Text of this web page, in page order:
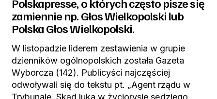
Polskapresse, o których często pisze się
zamiennie np. Głos Wielkopolski lub
Polska Głos Wielkopolski.
W listopadzie liderem zestawienia w grupie
dzienników ogólnopolskich została Gazeta
Wyborcza (142). Publicyści najczęściej
odwoływali się do tekstu pt. „Agent rządu w
Trybunale. Skąd luka w życiorysie sędziego